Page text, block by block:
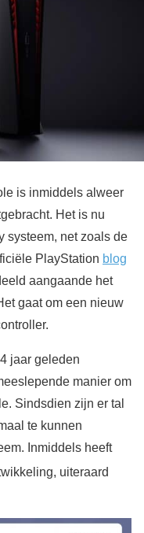
is inmiddels alweer
Het is nu
systeem, net zoals de
PlayStation blog
aangaande het
gaat om een nieuw
jaar geleden
manier om
Sindsdien zijn er tal
te kunnen
Inmiddels heeft
uiteraard